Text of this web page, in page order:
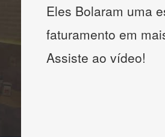
Eles Bolaram uma
faturamento em
Assiste ao vídeo!